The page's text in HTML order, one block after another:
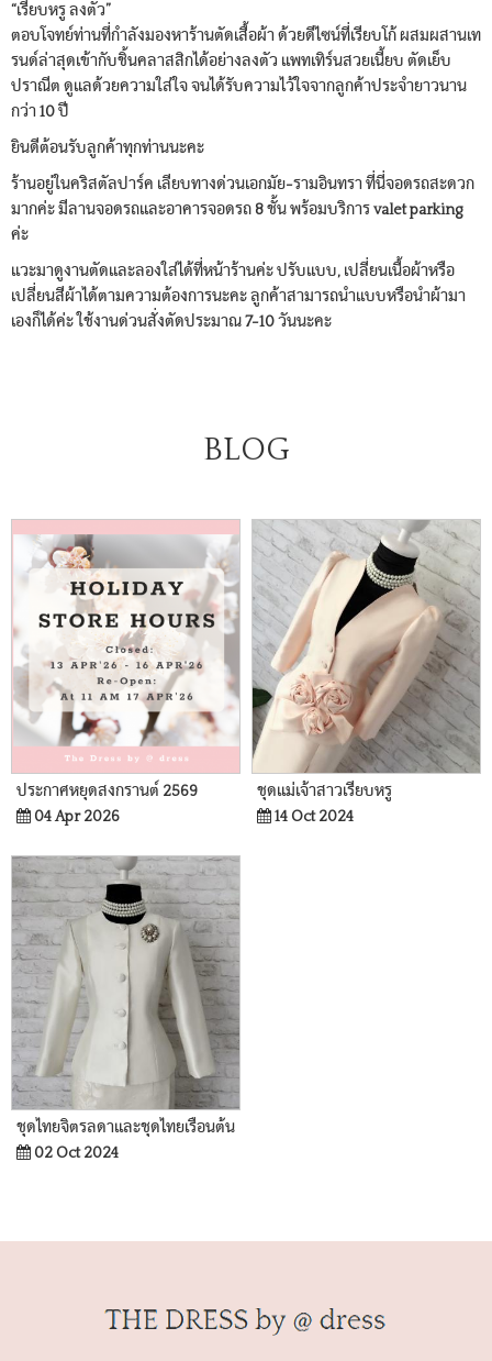
“เรียบหรู ลงตัว”
ตอบโจทย์ท่านที่กำลังมองหาร้านตัดเสื้อผ้า ด้วยดีไซน์ที่เรียบโก้ ผสมผสานเท
รนด์ล่าสุดเข้ากับชิ้นคลาสสิกได้อย่างลงตัว แพทเทิร์นสวยเนี้ยบ ตัดเย็บ
ปราณีต ดูแลด้วยความใส่ใจ จนได้รับความไว้ใจจากลูกค้าประจำยาวนาน
กว่า 10 ปี
ยินดีต้อนรับลูกค้าทุกท่านนะคะ
ร้านอยู่ในคริสตัลปาร์ค เลียบทางด่วนเอกมัย-รามอินทรา ที่นี่จอดรถสะดวก
มากค่ะ มีลานจอดรถและอาคารจอดรถ 8 ชั้น พร้อมบริการ valet parking
ค่ะ
แวะมาดูงานตัดและลองใส่ได้ที่หน้าร้านค่ะ ปรับแบบ, เปลี่ยนเนื้อผ้าหรือ
เปลี่ยนสีผ้าได้ตามความต้องการนะคะ ลูกค้าสามารถนำแบบหรือนำผ้ามา
เองก็ได้ค่ะ ใช้งานด่วนสั่งตัดประมาณ 7-10 วันนะคะ
BLOG
ประกาศหยุดสงกรานต์ 2569
04 Apr 2026
ชุดแม่เจ้าสาวเรียบหรู
14 Oct 2024
ชุดไทยจิตรลดาและชุดไทยเรือนต้น
02 Oct 2024